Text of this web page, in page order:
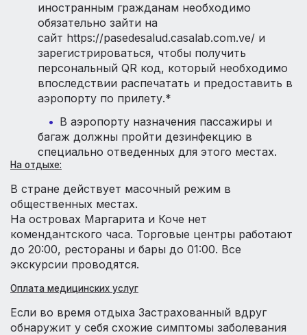
иностранным гражданам необходимо
обязательно зайти на
сайт https://pasedesalud.casalab.com.ve/ и
зарегистрироваться, чтобы получить
персональный QR код, который необходимо
впоследствии распечатать и предоставить в
аэропорту по прилету.*
В аэропорту назначения пассажиры и
багаж должны пройти дезинфекцию в
специально отведенных для этого местах.
На отдыхе:
В стране действует масочный режим в
общественных местах.
На островах Маргарита и Коче нет
комендантского часа. Торговые центры работают
до 20:00, рестораны и бары до 01:00. Все
экскурсии проводятся.
Оплата медицинских услуг
Если во время отдыха Застрахованный вдруг
обнаружит у себя схожие симптомы заболевания